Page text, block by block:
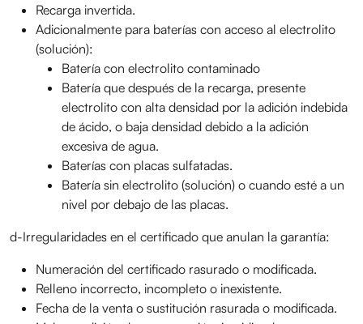
Recarga invertida.
Adicionalmente para baterías con acceso al electrolito
(solución):
Batería con electrolito contaminado
Batería que después de la recarga, presente
electrolito con alta densidad por la adición indebida
de ácido, o baja densidad debido a la adición
excesiva de agua.
Baterías con placas sulfatadas.
Batería sin electrolito (solución) o cuando esté a un
nivel por debajo de las placas.
d-Irregularidades en el certificado que anulan la garantía:
Numeración del certificado rasurado o modificada.
Relleno incorrecto, incompleto o inexistente.
Fecha de la venta o sustitución rasurada o modificada.